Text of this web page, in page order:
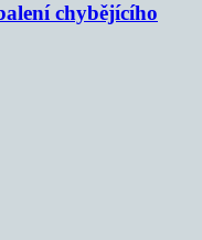
chybějícího